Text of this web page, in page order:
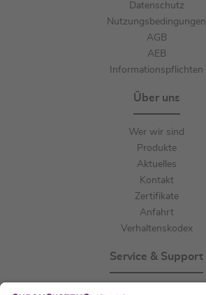
Datenschutz
Nutzungsbedingungen
AGB
AEB
Informationspflichten
Über uns
Wer wir sind
Produkte
Aktuelles
Kontakt
Zertifikate
Anfahrt
Verhaltenskodex
Service & Support